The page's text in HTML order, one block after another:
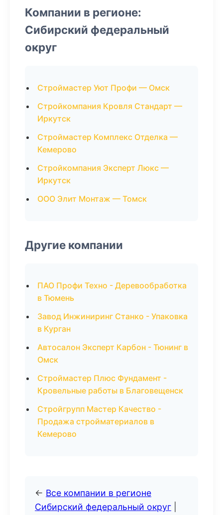
Компании в регионе:
Сибирский федеральный
округ
Строймастер Уют Профи — Омск
Стройкомпания Кровля Стандарт —
Иркутск
Строймастер Комплекс Отделка —
Кемерово
Стройкомпания Эксперт Люкс —
Иркутск
ООО Элит Монтаж — Томск
Другие компании
ПАО Профи Техно - Деревообработка
в Тюмень
Завод Инжиниринг Станко - Упаковка
в Курган
Автосалон Эксперт Карбон - Тюнинг в
Омск
Строймастер Плюс Фундамент -
Кровельные работы в Благовещенск
Стройгрупп Мастер Качество -
Продажа стройматериалов в
Кемерово
← Все компании в регионе
Сибирский федеральный округ